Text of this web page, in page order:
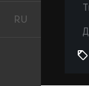
RU